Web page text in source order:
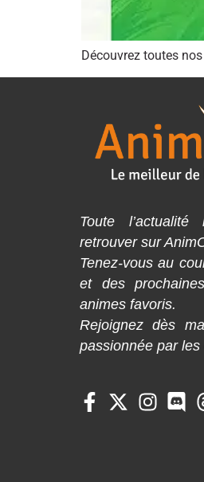
Découvrez toutes
Toute
retrouver sur
Tenez-vous au
et des
animes favoris.
Rejoignez dès
passionnée par